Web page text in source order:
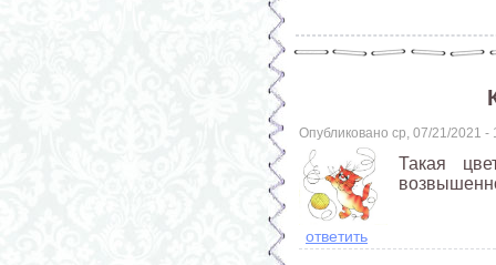
Опубликовано ср, 07/21/2021
Такая
ответить